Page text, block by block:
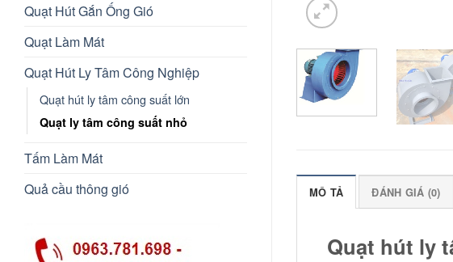
Quạt Hút Gắn Ống Gió
Quạt Làm Mát
Quạt Hút Ly Tâm Công Nghiệp
Quạt hút ly tâm công suất lớn
Quạt ly tâm công suất nhỏ
Tấm Làm Mát
Quả cầu thông gió
MÔ TẢ ĐÁNH GIÁ (0)
Quạt hút ly